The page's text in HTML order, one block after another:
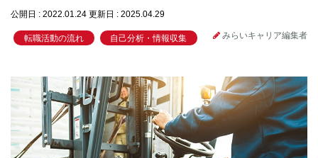
公開日 : 2022.01.24 更新日 : 2025.04.29
転職活動の流れ 自己分析・情報収集 みらいキャリア編集者